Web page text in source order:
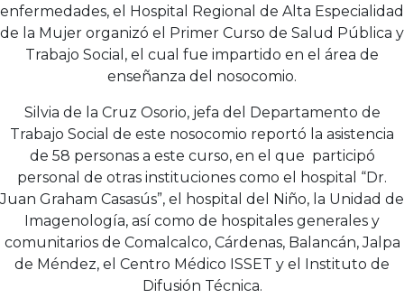
enfermedades, el Hospital Regional de Alta Especialidad
de la Mujer organizó el Primer Curso de Salud Pública y
Trabajo Social, el cual fue impartido en el área de
enseñanza del nosocomio.
Silvia de la Cruz Osorio, jefa del Departamento de
Trabajo Social de este nosocomio reportó la asistencia
de 58 personas a este curso, en el que participó
personal de otras instituciones como el hospital “Dr.
Juan Graham Casasús”, el hospital del Niño, la Unidad de
Imagenología, así como de hospitales generales y
comunitarios de Comalcalco, Cárdenas, Balancán, Jalpa
de Méndez, el Centro Médico ISSET y el Instituto de
Difusión Técnica.